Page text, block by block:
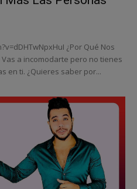
¿Por Qué Nos
a incomodarte pero no tienes
en ti. ¿Quieres saber por...